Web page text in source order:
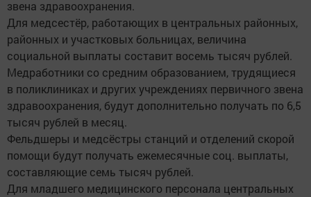
звена здравоохранения.
Для медсестёр, работающих в центральных районных,
районных и участковых больницах, величина
социальной выплаты составит восемь тысяч рублей.
Медработники со средним образованием, трудящиеся
в поликлиниках и других учреждениях первичного звена
здравоохранения, будут дополнительно получать по 6,5
тысяч рублей в месяц.
Фельдшеры и медсёстры станций и отделений скорой
помощи будут получать ежемесячные соц. выплаты,
составляющие семь тысяч рублей.
Для младшего медицинского персонала центральных